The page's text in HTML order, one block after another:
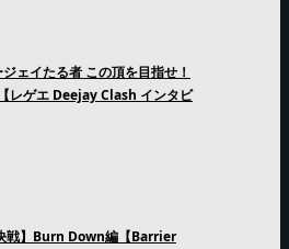
ェイたる者 この頂を目指せ！
レゲエ Deejay Clash インタビ
戦】Burn Down編【Barrier